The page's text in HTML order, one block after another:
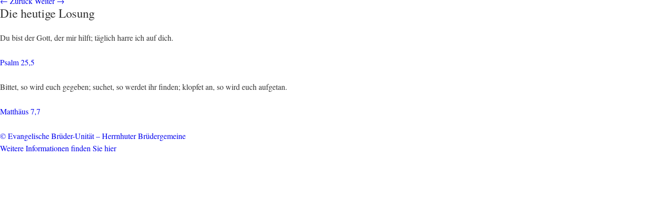
Die heutige Losung
Du bist der Gott, der mir hilft; täglich harre ich auf dich.
Psalm 25,5
Bittet, so wird euch gegeben; suchet, so werdet ihr finden; klopfet an, so wird euch aufgetan.
Matthäus 7,7
© Evangelische Brüder-Unität – Herrnhuter Brüdergemeine
Weitere Informationen finden Sie hier